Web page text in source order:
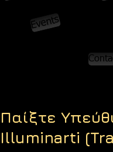
Events
Παίξτε
Illuminarti